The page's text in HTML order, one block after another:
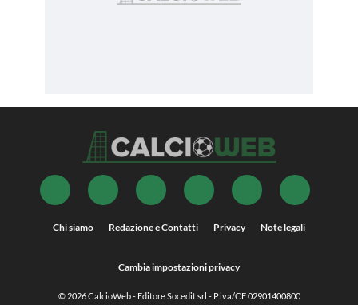
Chi siamo Redazione e Contatti Privacy Note legali
Cambia impostazioni privacy
© 2026CalcioWeb- Editore Socedit srl - P.iva/CF 02901400800